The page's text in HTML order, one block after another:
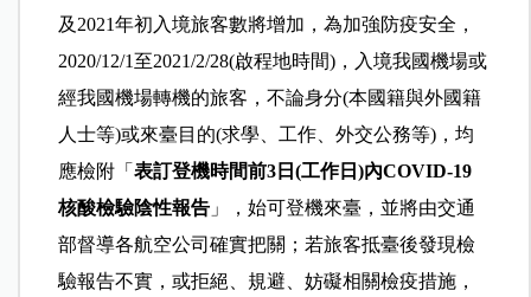
及2021年初入境旅客數將增加，為加強防疫安全，
2020/12/1至2021/2/28(啟程地時間)，入境我國機場或
經我國機場轉機的旅客，不論身分(本國籍與外國籍
人士等)或來臺目的(求學、工作、外交公務等)，均
應檢附「表訂登機時間前3日(工作日)內COVID-19
核酸檢驗陰性報告 」，始可登機來臺，並將由交通
部督導各航空公司確實把關；若旅客抵臺後發現檢
驗報告不實，或拒絕、規避、妨礙相關檢疫措施，